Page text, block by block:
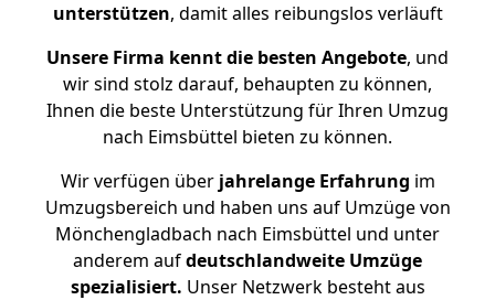
unterstützen, damit alles reibungslos verläuft
Unsere Firma kennt die besten Angebote, und
wir sind stolz darauf, behaupten zu können,
Ihnen die beste Unterstützung für Ihren Umzug
nach Eimsbüttel bieten zu können.
Wir verfügen überjahrelange Erfahrung im
Umzugsbereich und haben uns auf Umzüge von
Mönchengladbach nach Eimsbüttel und unter
anderem aufdeutschlandweite Umzüge
spezialisiert. Unser Netzwerk besteht aus